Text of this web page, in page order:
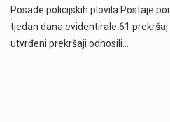
Posade policijskih plovila Postaje
tjedan dana evidentirale 61
utvrđeni prekršaji odnosili…